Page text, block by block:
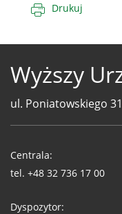
Drukuj
Wyższy
ul. Poniatowskiego
WUG
Centrala:
tel. +48 32 736 17 00
Dyspozytor: